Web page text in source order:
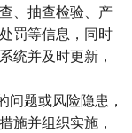
、抽查检验、产
罚等信息，同时
统并及时更新，
题或风险隐患，
施并组织实施，